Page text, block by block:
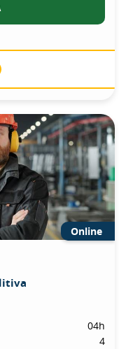
Online
04h
4